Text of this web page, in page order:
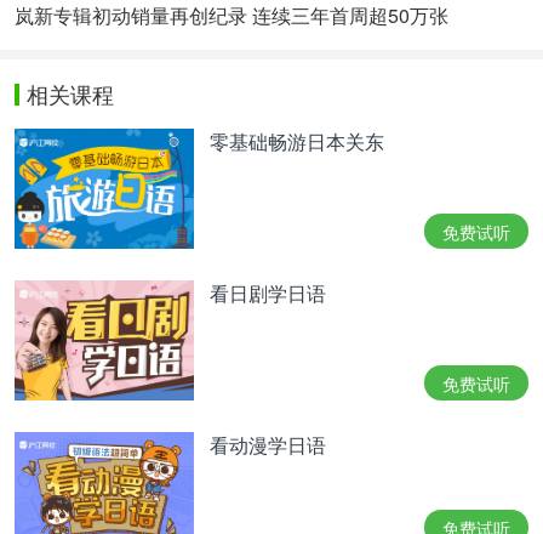
岚新专辑初动销量再创纪录 连续三年首周超50万张
相关课程
零基础畅游日本关东
免费试听
看日剧学日语
免费试听
看动漫学日语
免费试听